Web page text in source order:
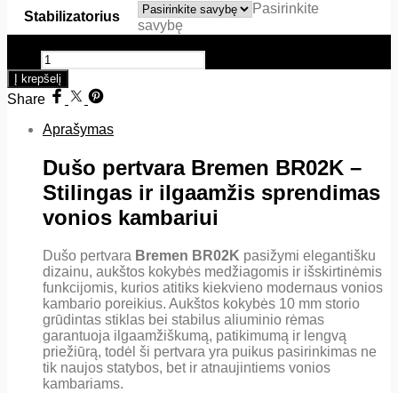
Stabilizatorius
Pasirinkite
savybę
Į krepšelį
Share
Aprašymas
Dušo pertvara Bremen BR02K –
Stilingas ir ilgaamžis sprendimas
vonios kambariui
Dušo pertvara Bremen BR02K pasižymi elegantišku
dizainu, aukštos kokybės medžiagomis ir išskirtinėmis
funkcijomis, kurios atitiks kiekvieno modernaus vonios
kambario poreikius. Aukštos kokybės 10 mm storio
grūdintas stiklas bei stabilus aliuminio rėmas
garantuoja ilgaamžiškumą, patikimumą ir lengvą
priežiūrą, todėl ši pertvara yra puikus pasirinkimas ne
tik naujos statybos, bet ir atnaujintiems vonios
kambariams.